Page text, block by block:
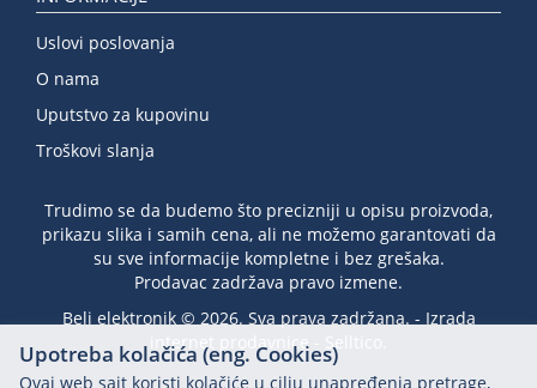
Uslovi poslovanja
O nama
Uputstvo za kupovinu
Troškovi slanja
Trudimo se da budemo što precizniji u opisu proizvoda,
prikazu slika i samih cena, ali ne možemo garantovati da
su sve informacije kompletne i bez grešaka.
Prodavac zadržava pravo izmene.
Beli elektronik © 2026. Sva prava zadržana. - Izrada
internet prodavnice
Selltico.
Upotreba kolačića (eng. Cookies)
Ovaj web sajt koristi kolačiće u cilju unapređenja pretrage,